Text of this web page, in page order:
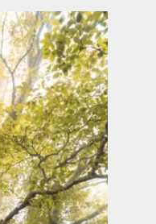
30,00 €
à
1200,00 €